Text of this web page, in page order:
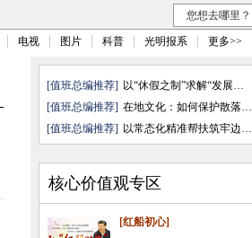
您想去哪里？
电视 图片 科普 光明报系 更多>>
[值班总编推荐]
以“休假之制”求解“发展之需”
[值班总编推荐]
在地文化：如何保护散落的文化“ ...
[值班总编推荐]
以常态化精准帮扶筑牢边疆民族地 ...
核心价值观专区
[红船初心]